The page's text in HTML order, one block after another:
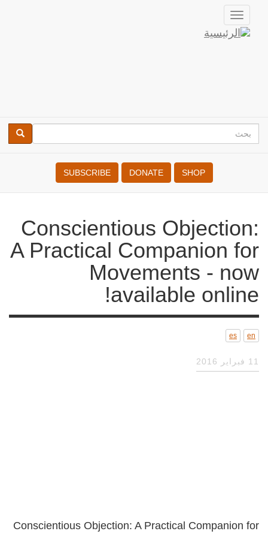
تجاوز
Toggle
navigation
Search
بحث بحث
SHOP
DONATE
SUBSCRIBE
Conscientious Objection:
A Practical Companion for
Movements - now
available online!
en
es
11 فبراير 2016
Conscientious Objection: A Practical Companion for